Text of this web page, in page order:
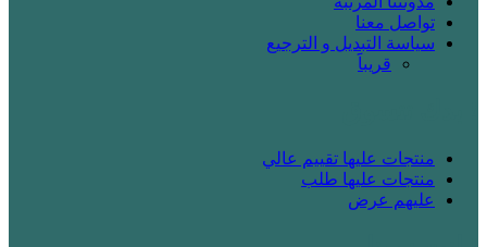
تواصل معنا
سياسة التبديل و الترجيع
قريباََ
منتجات عليها تقييم عالي
منتجات عليها طلب
عليهم عرض